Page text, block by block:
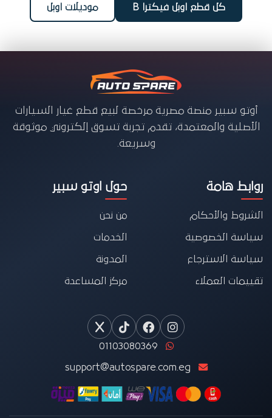
كل قطع اوبل فيكترا B موديلات اوبل
أوتو سبير منصة مصرية مرخصة لبيع قطع غيار السيارات
الأصلية والمعتمدة، تقدم تجربة تسوق إلكتروني موثوقة
وسريعة.
روابط هامة
الشروط والأحكام
سياسة الخصوصية
سياسة الاسترجاع
تقييمات العملاء
حول اوتو سبير
من نحن
الخدمات
المدونة
مركز المساعدة